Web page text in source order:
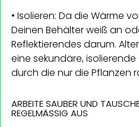
• Isolieren: Da die Wärme
Deinen Behälter weiß an
Reflektierendes darum.
eine sekundäre,
durch die nur die Pflanzen
ARBEITE SAUBER UND
REGELMÄSSIG AUS